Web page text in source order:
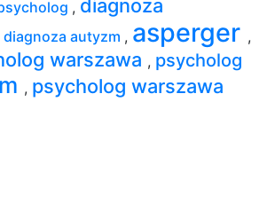
, diagnoza
diagnoza autyzm , asperger ,
warszawa , psycholog
, psycholog warszawa